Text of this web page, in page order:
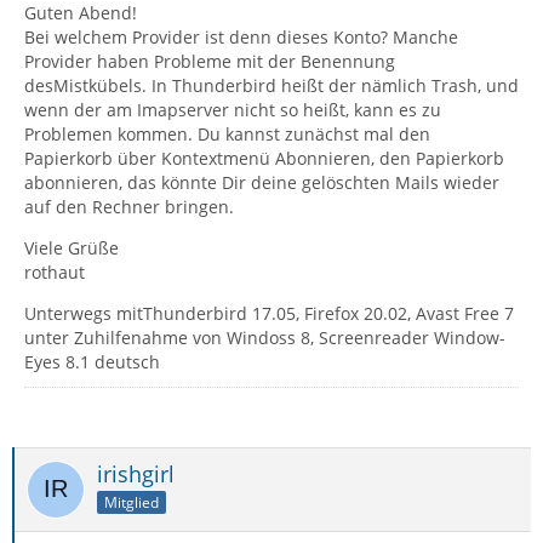
Guten Abend!
Bei welchem Provider ist denn dieses Konto? Manche
Provider haben Probleme mit der Benennung
desMistkübels. In Thunderbird heißt der nämlich Trash, und
wenn der am Imapserver nicht so heißt, kann es zu
Problemen kommen. Du kannst zunächst mal den
Papierkorb über Kontextmenü Abonnieren, den Papierkorb
abonnieren, das könnte Dir deine gelöschten Mails wieder
auf den Rechner bringen.
Viele Grüße
rothaut
Unterwegs mitThunderbird 17.05, Firefox 20.02, Avast Free 7
unter Zuhilfenahme von Windoss 8, Screenreader Window-
Eyes 8.1 deutsch
irishgirl
Mitglied